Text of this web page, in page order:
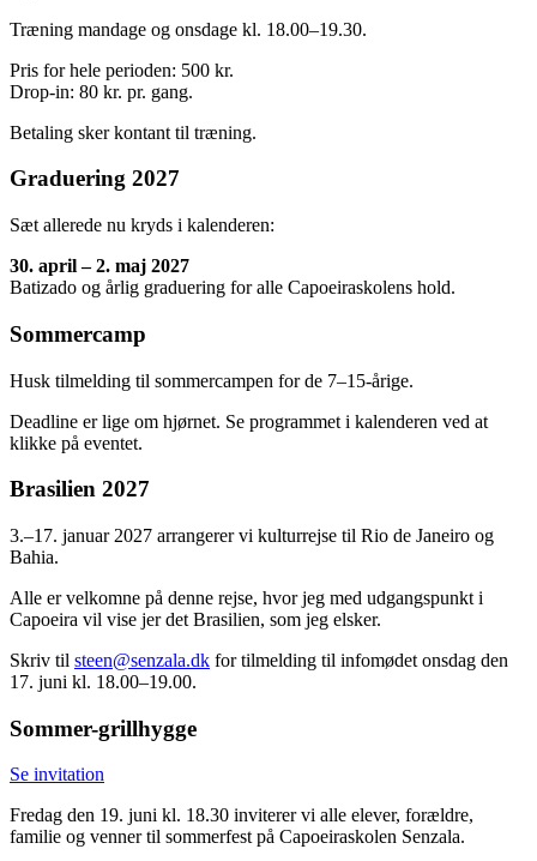
Træning mandage og onsdage kl. 18.00–19.30.
Pris for hele perioden: 500 kr.
Drop-in: 80 kr. pr. gang.
Betaling sker kontant til træning.
Graduering 2027
Sæt allerede nu kryds i kalenderen:
30. april – 2. maj 2027
Batizado og årlig graduering for alle Capoeiraskolens hold.
Sommercamp
Husk tilmelding til sommercampen for de 7–15-årige.
Deadline er lige om hjørnet. Se programmet i kalenderen ved at
klikke på eventet.
Brasilien 2027
3.–17. januar 2027 arrangerer vi kulturrejse til Rio de Janeiro og
Bahia.
Alle er velkomne på denne rejse, hvor jeg med udgangspunkt i
Capoeira vil vise jer det Brasilien, som jeg elsker.
Skriv til steen@senzala.dk for tilmelding til infomødet onsdag den
17. juni kl. 18.00–19.00.
Sommer-grillhygge
Se invitation
Fredag den 19. juni kl. 18.30 inviterer vi alle elever, forældre,
familie og venner til sommerfest på Capoeiraskolen Senzala.